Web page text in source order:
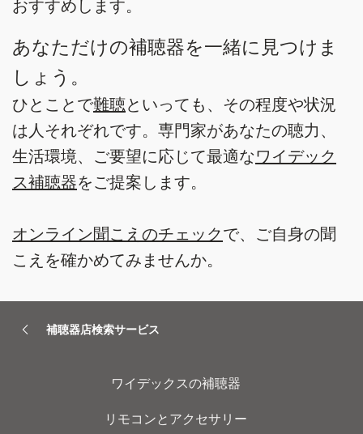
おすすめします。
あなただけの補聴器を一緒に見つけま
しょう。
ひとことで難聴といっても、その程度や状況
は人それぞれです。専門家があなたの聴力、
生活環境、ご要望に応じて最適なワイデック
ス補聴器をご提案します。
オンライン聞こえのチェックで、ご自身の聞
こえを確かめてみませんか。
補聴器店検索サービス
ワイデックスの補聴器
リモコンとアクセサリー